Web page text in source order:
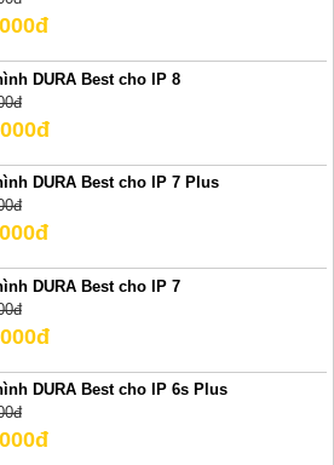
DURA Best cho IP 8
DURA Best cho IP 7 Plus
DURA Best cho IP 7
DURA Best cho IP 6s Plus